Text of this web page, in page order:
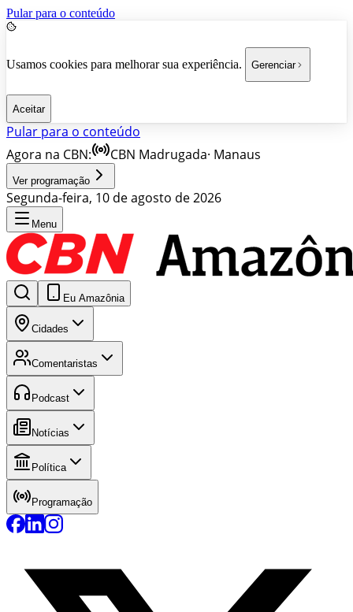
Pular para o conteúdo
Usamos cookies para melhorar sua experiência. Gerenciar
Aceitar
Pular para o conteúdo
Agora na CBN:
CBN Madrugada· Manaus
Ver programação
Segunda-feira, 10 de agosto de 2026
Menu
Eu Amazônia
Cidades
Comentaristas
Podcast
Notícias
Política
Programação